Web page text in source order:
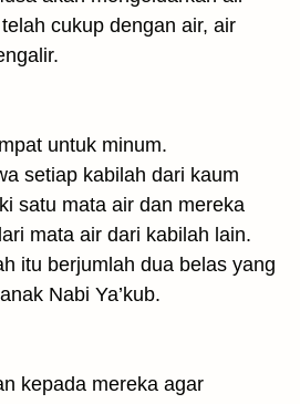
cukup dengan air, air
setiap kabilah dari kaum
satu mata air dan mereka
mata air dari kabilah lain.
itu berjumlah dua belas yang
Nabi Ya’kub.
kepada mereka agar